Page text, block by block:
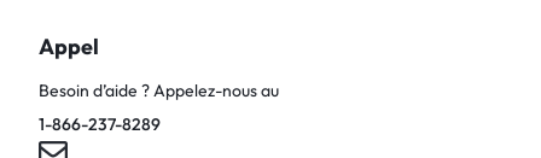
Appel
Besoin d’aide ? Appelez-nous au
1-866-237-8289